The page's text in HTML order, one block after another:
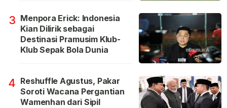
3 Menpora Erick: Indonesia
Kian Dilirik sebagai
Destinasi Pramusim Klub-
Klub Sepak Bola Dunia
4 Reshuffle Agustus, Pakar
Soroti Wacana Pergantian
Wamenhan dari Sipil